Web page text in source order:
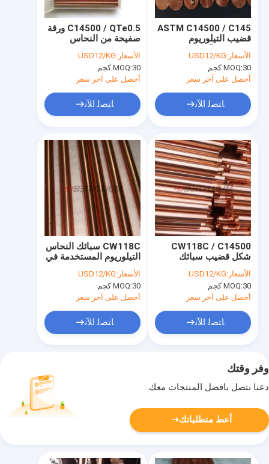
C14500 / QTe0.5 ورقة
صفيحة من النحاس
التيلوريوم الساطع
لمركبات الطاقة الجديدة
الأسعار:USD12/KG
MOQ:30 كجم
أحصل على آخر سعر
ﺎﺘﺼﻟ ﺍﻶﻧ
ASTM C14500 / C145
قضيب التيلوريوم
النحاسي لآلات اللولب
الأوتوماتيكية
الأسعار:USD12/KG
MOQ:30 كجم
أحصل على آخر سعر
ﺎﺘﺼﻟ ﺍﻶﻧ
CW118C سبائك النحاس
التيلوريوم المستخدمة في
الإلكترونيات والهندسة
الكهربائية
الأسعار:USD12/KG
MOQ:30 كجم
أحصل على آخر سعر
ﺎﺘﺼﻟ ﺍﻶﻧ
CW118C / C14500
شكل قضيب سبائك
النحاس التيلوريوم
لموصل RF
الأسعار:USD12/KG
MOQ:30 كجم
أحصل على آخر سعر
ﺎﺘﺼﻟ ﺍﻶﻧ
وفر وقتك
دعنا نتصل بأفضل المنتجات معك.
أعط متطلباتك